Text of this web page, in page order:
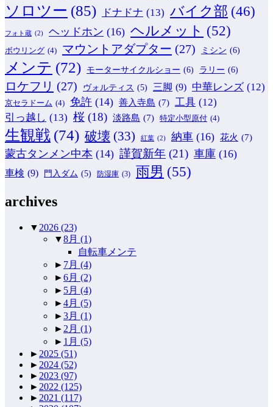
ソロツー (85) ドナドナ (13) バイク部 (46)
フォト蔵 (2) ヘッドホン (16) ヘルメット (52)
ボウリング (4) マウントアダプター (27) ミシン (6)
メンテ (72) モーターサイクルショー (6) ラリー (6)
ロケフリ (27) ヴォルティス (5) 三脚 (9) 中華レンズ (12)
京セラドーム (4) 免許 (14) 善入寺島 (7) 工具 (12)
引っ越し (13) 桜 (18) 淡路島 (7) 特定小型原付 (4)
生観戦 (74) 破壊 (33) 紅葉 (2) 納車 (16) 花火 (7)
蒙古タンメン中本 (14) 謹賀新年 (21) 車庫 (16)
車検 (9) 門入ダム (5) 防湿庫 (3) 雨男 (55)
archives
▼ 2026 (23)
▼8月 (1)
自転車メンテ
► 7月 (4)
►6月 (2)
► 5月 (4)
►4月 (5)
►3月 (1)
► 2月 (1)
► 1月 (5)
► 2025 (51)
► 2024 (52)
► 2023 (97)
► 2022 (125)
► 2021 (117)